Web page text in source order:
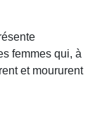
femmes qui, à
et moururent